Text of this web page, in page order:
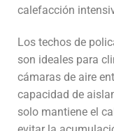
calefacción
Los techos de
son ideales para
cámaras de aire
capacidad de
solo mantiene el